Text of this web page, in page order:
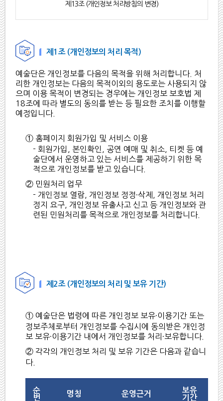
제13조 (개인정보 처리방침의 변경)
제1조 (개인정보의 처리 목적)
예술단은 개인정보를 다음의 목적을 위해 처리합니다. 처
리한 개인정보는 다음의 목적이외의 용도로는 사용되지 않
으며 이용 목적이 변경되는 경우에는 개인정보 보호법 제
18조에 따라 별도의 동의를 받는 등 필요한 조치를 이행할
예정입니다.
① 홈페이지 회원가입 및 서비스 이용
- 회원가입, 본인확인, 공연 예매 및 취소, 티켓 등 예
술단에서 운영하고 있는 서비스를 제공하기 위한 목
적으로 개인정보를 받고 있습니다.
② 민원처리 업무
- 개인정보 열람, 개인정보 정정·삭제, 개인정보 처리
정지 요구, 개인정보 유출사고 신고 등 개인정보와 관
련된 민원처리를 목적으로 개인정보를 처리합니다.
제2조 (개인정보의 처리 및 보유 기간)
① 예술단은 법령에 따른 개인정보 보유·이용기간 또는
정보주체로부터 개인정보를 수집시에 동의받은 개인정
보 보유·이용기간 내에서 개인정보를 처리·보유합니다.
② 각각의 개인정보 처리 및 보유 기간은 다음과 같습니
다.
순
번
명칭 운영근거
보유
기간